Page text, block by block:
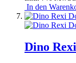
In den
Dino